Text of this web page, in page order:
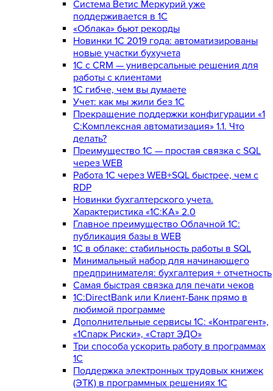
Система Ветис Меркурий уже
поддерживается в 1С
«Облака» бьют рекорды
Новинки 1С 2019 года: автоматизированы
новые участки бухучета
1С с CRM — универсальные решения для
работы с клиентами
1С гибче, чем вы думаете
Учет: как мы жили без 1С
Прекращение поддержки конфигурации «1
С:Комплексная автоматизация» 1.1. Что
делать?
Преимущество 1С — простая связка с SQL
через WEB
Работа 1С через WEB+SQL быстрее, чем с
RDP
Новинки бухгалтерского учета.
Характеристика «1С:КА» 2.0
Главное преимущество Облачной 1С:
публикация базы в WEB
1С в облаке: стабильность работы в SQL
Минимальный набор для начинающего
предпринимателя: бухгалтерия + отчетность
Самая быстрая связка для печати чеков
1С:DirectBank или Клиент-Банк прямо в
любимой программе
Дополнительные сервисы 1С: «Контрагент»,
«1Спарк Риски», «Старт ЭДО»
Три способа ускорить работу в программах
1С
Поддержка электронных трудовых книжек
(ЭТК) в программных решениях 1С